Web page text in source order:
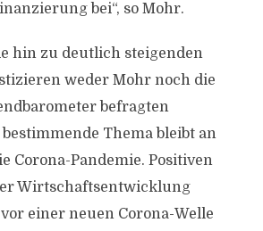
bei“, so Mohr.
hin zu deutlich steigenden
weder Mohr noch die
befragten
bestimmende Thema bleibt an
Corona-Pandemie. Positiven
Wirtschaftsentwicklung
einer neuen Corona-Welle